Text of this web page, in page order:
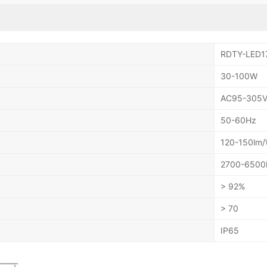
RDTY-
30-100W
AC95-305V
50-60Hz
120-150lm/
2700-
> 92%
> 70
IP65